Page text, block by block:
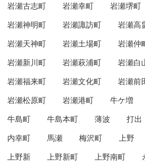
岩瀬古志町
岩瀬幸町 岩瀬堺町
岩瀬神明町
岩瀬諏訪町
岩瀬高
岩瀬天神町
岩瀬土場町
岩瀬仲
岩瀬新川町
岩瀬萩浦町
岩瀬白
岩瀬福来町
岩瀬文化町
岩瀬前
岩瀬松原町
岩瀬港町 牛ケ増
牛島町
牛島本町 薄波 打出
内幸町
馬瀬 梅沢町 上野
上野新
上野新町 上野南町